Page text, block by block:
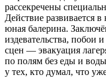
рассекречены
Действие развивается
юная балерина.
издевательства, побои
сцен — эвакуация
по полям без еды и
у тех, кто думал, что